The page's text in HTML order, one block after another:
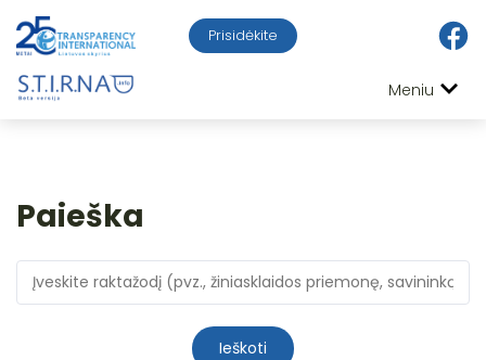
Prisidėkite
Meniu
Paieška
Ieškoti